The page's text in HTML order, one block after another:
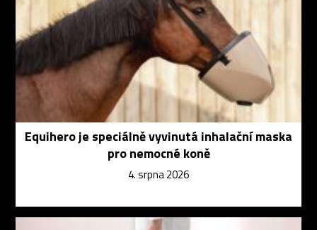
Equihero je speciálně vyvinutá inhalační maska
pro nemocné koně
4. srpna 2026